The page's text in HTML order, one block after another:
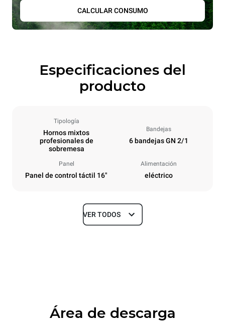
CALCULAR CONSUMO
Especificaciones del
producto
Tipología
Hornos mixtos
profesionales de
sobremesa
Bandejas
6 bandejas GN 2/1
Panel
Panel de control táctil 16"
Alimentación
eléctrico
Tamaños
Especificaciones de la bandeja
VER TODOS
Área de descarga